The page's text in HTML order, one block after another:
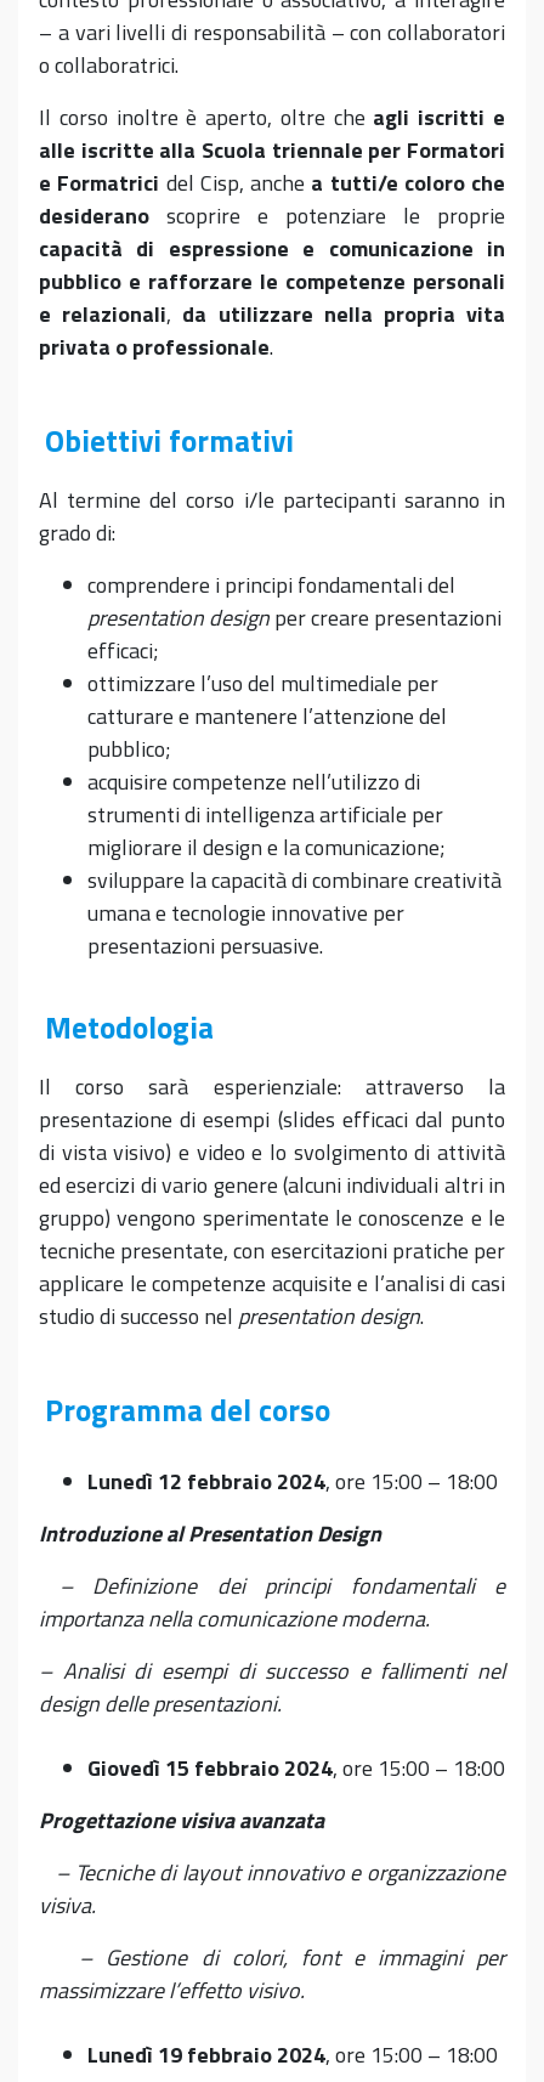
– a vari livelli di responsabilità – con collaboratori
o collaboratrici.
Il corso inoltre è aperto, oltre che agli iscritti e
alle iscritte alla Scuola triennale per Formatori
e Formatrici del Cisp, anche a tutti/e coloro che
desiderano scoprire e potenziare le proprie
capacità di espressione e comunicazione in
pubblico e rafforzare le competenze personali
e relazionali, da utilizzare nella propria vita
privata o professionale.
Obiettivi formativi
Al termine del corso i/le partecipanti saranno in
grado di:
comprendere i principi fondamentali del
presentation designper creare presentazioni
efficaci;
ottimizzare l’uso del multimediale per
catturare e mantenere l’attenzione del
pubblico;
acquisire competenze nell’utilizzo di
strumenti di intelligenza artificiale per
migliorare il design e la comunicazione;
sviluppare la capacità di combinare creatività
umana e tecnologie innovative per
presentazioni persuasive.
Metodologia
Il corso sarà esperienziale: attraverso la
presentazione di esempi (slides efficaci dal punto
di vista visivo) e video e lo svolgimento di attività
ed esercizi di vario genere (alcuni individuali altri in
gruppo) vengono sperimentate le conoscenze e le
tecniche presentate, con esercitazioni pratiche per
applicare le competenze acquisite e l’analisi di casi
studio di successo nel presentation design.
Programma del corso
Lunedì 12 febbraio 2024, ore 15:00 – 18:00
Introduzione al Presentation Design
– Definizione dei principi fondamentali e
importanza nella comunicazione moderna.
– Analisi di esempi di successo e fallimenti nel
design delle presentazioni.
Giovedì 15 febbraio 2024, ore 15:00 – 18:00
Progettazione visiva avanzata
– Tecniche di layout innovativo e organizzazione
visiva.
– Gestione di colori, font e immagini per
massimizzare l’effetto visivo.
Lunedì 19 febbraio 2024, ore 15:00 – 18:00